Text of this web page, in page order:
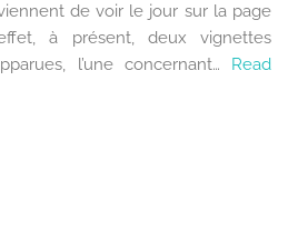
de voir le jour sur la page
à présent, deux vignettes
l’une concernant… Read